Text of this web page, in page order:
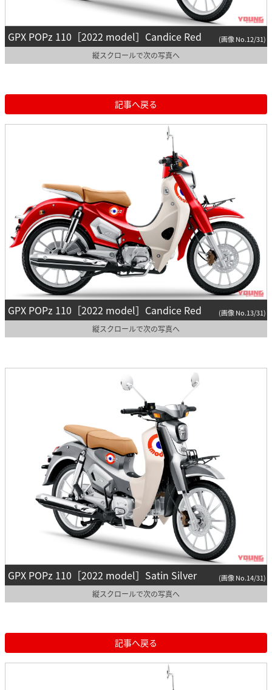
GPX POPz 110［2022 model］Candice Red (画像 No.12/31)
縦スクロールで次の写真へ
記事へ戻る
GPX POPz 110［2022 model］Candice Red (画像 No.13/31)
縦スクロールで次の写真へ
GPX POPz 110［2022 model］Satin Silver (画像 No.14/31)
縦スクロールで次の写真へ
記事へ戻る